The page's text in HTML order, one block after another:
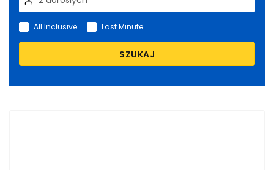
SZUKAJ
All Inclusive Last Minute